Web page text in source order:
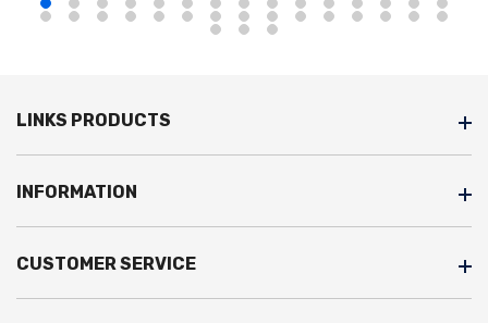
LINKS PRODUCTS
INFORMATION
CUSTOMER SERVICE